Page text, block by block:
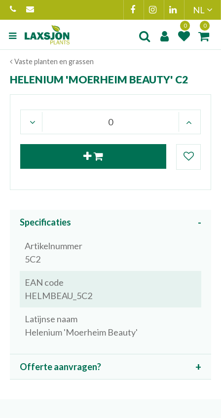
Ga
naar
content
Vaste planten en grassen
HELENIUM 'MOERHEIM BEAUTY' C2
Specificaties
Artikelnummer
5C2
EAN code
HELMBEAU_5C2
Latijnse naam
Helenium 'Moerheim Beauty'
Offerte aanvragen?